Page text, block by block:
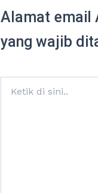
Alamat email
yang wajib